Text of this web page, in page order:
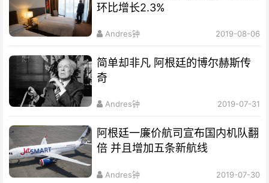
环比增长2.3%
Andres钟 2019-08-06
简单却非凡 阿根廷的博尔赫斯传
奇
Andres钟 2019-07-31
阿根廷一廉价航司宣布国内机队翻
倍 并且增加五条新航线
Andres钟 2019-07-30